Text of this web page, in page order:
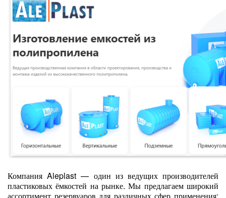
Компания Aleplast — один из ведущих производителей
пластиковых ёмкостей на рынке. Мы предлагаем широкий